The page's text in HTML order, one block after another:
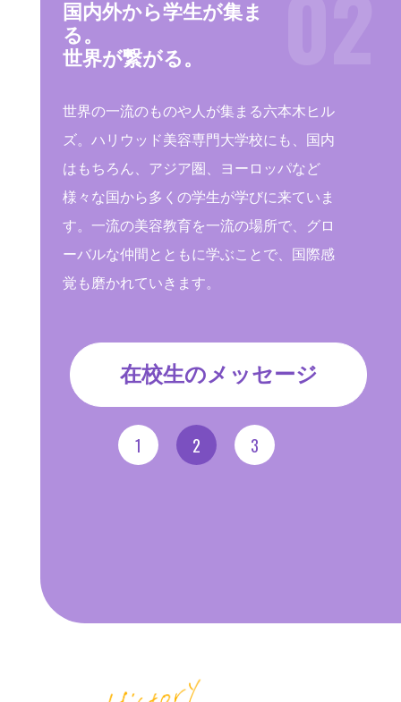
“トレンド発信地”
六本木ヒルズで学ぶ
ビ局や美術館、映画館に、街を彩るパブリ
ックアート。毎日通学するだけでも自然と
センスが磨かれる六本木が学びの舞台で
す。渋谷・恵比寿・銀座・横浜など、オシ
ャレ感度の高い街にもすぐ足を運べます。
国内外から学生が集ま
る。
世界が繋がる。
世界の一流のものや人が集まる六本木ヒル
ズ。ハリウッド美容専門大学校にも、国内
はもちろん、アジア圏、ヨーロッパなど
様々な国から多くの学生が学びに来ていま
す。一流の美容教育を一流の場所で、グロ
ーバルな仲間とともに学ぶことで、国際感
覚も磨かれていきます。
在校生のメッセージ
校内外のイベントで技
術を磨く
のコンテストに挑戦。ヘア・メイク・ネイ
ル・エステ・カラー等の検定で技術を磨
き、トータルビューティシャンを目指しま
す。達成感を味わい、プロフェッショナル
な美容家に。
1 2 3